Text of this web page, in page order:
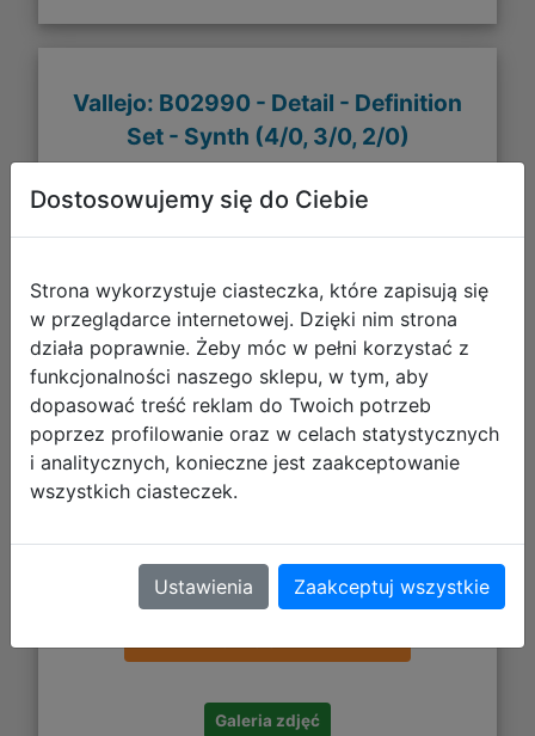
Vallejo: B02990 - Detail - Definition
Set - Synth (4/0, 3/0, 2/0)
48,30 zł
Galeria zdjęć
Dostosowujemy się do Ciebie
Strona wykorzystuje ciasteczka, które zapisują się
w przeglądarce internetowej. Dzięki nim strona
działa poprawnie. Żeby móc w pełni korzystać z
funkcjonalności naszego sklepu, w tym, aby
dopasować treść reklam do Twoich potrzeb
poprzez profilowanie oraz w celach statystycznych
i analitycznych, konieczne jest zaakceptowanie
wszystkich ciasteczek.
Ustawienia Zaakceptuj wszystkie